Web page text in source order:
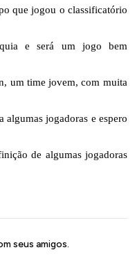
que jogou o classificatório
e será um jogo bem
um time jovem, com muita
algumas jogadoras e espero
de algumas jogadoras
seus amigos.